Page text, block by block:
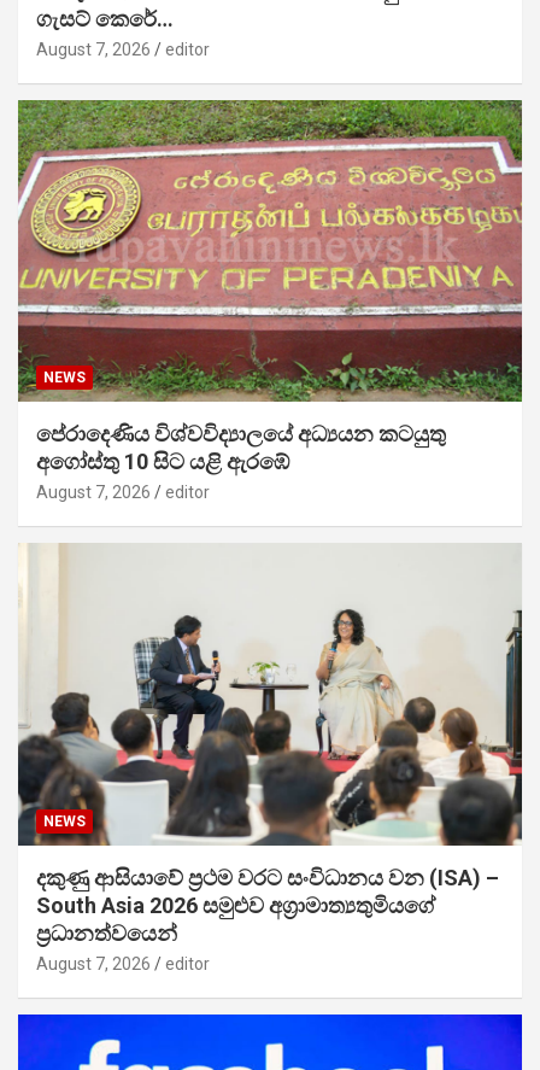
ගැසට් කෙරේ…
August 7, 2026 editor
NEWS
පේරාදෙණිය විශ්වවිද්‍යාලයේ අධ්‍යයන කටයුතු
අගෝස්තු 10 සිට යළි ඇරඹේ
August 7, 2026 editor
NEWS
දකුණු ආසියාවේ ප්‍රථම වරට සංවිධානය වන (ISA) –
South Asia 2026 සමුළුව අග්‍රාමාත්‍යතුමියගේ
ප්‍රධානත්වයෙන්
August 7, 2026 editor